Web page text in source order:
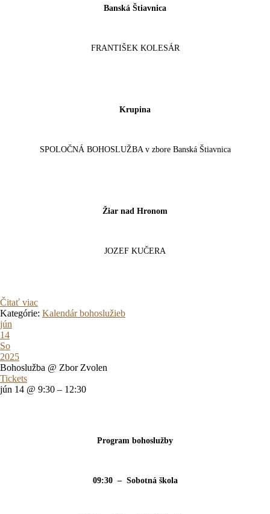
Banská Štiavnica
FRANTIŠEK KOLESÁR
Krupina
SPOLOČNÁ BOHOSLUŽBA v zbore Banská Štiavnica
Žiar nad Hronom
JOZEF KUČERA
Čitať viac
Kategórie: Kalendár bohoslužieb
jún
14
So
2025
Bohoslužba @ Zbor Zvolen
Tickets
jún 14 @ 9:30 – 12:30
Program bohoslužby
09:30 – Sobotná škola